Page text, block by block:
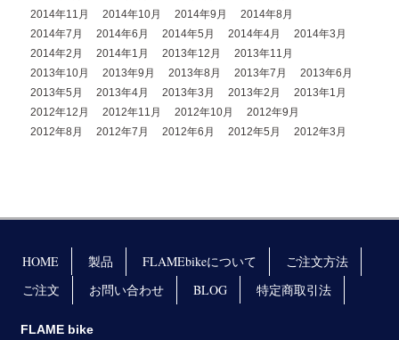
2014年11月
2014年10月 2014年9月
2014年8月
2014年7月
2014年6月 2014年5月 2014年4月
2014年3月
2014年2月
2014年1月 2013年12月
2013年11月
2013年10月
2013年9月 2013年8月 2013年7月
2013年6月
2013年5月
2013年4月 2013年3月 2013年2月
2013年1月
2012年12月
2012年11月 2012年10月
2012年9月
2012年8月
2012年7月 2012年6月 2012年5月 2012年3月
HOME 製品 FLAMEbikeについて
ご注文方法
ご注文
お問い合わせ BLOG 特定商取引法
FLAME bike